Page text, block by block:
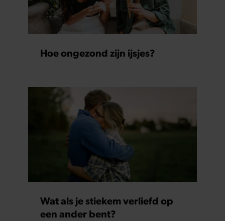
Hoe ongezond zijn ijsjes?
Wat als je stiekem verliefd op
een ander bent?